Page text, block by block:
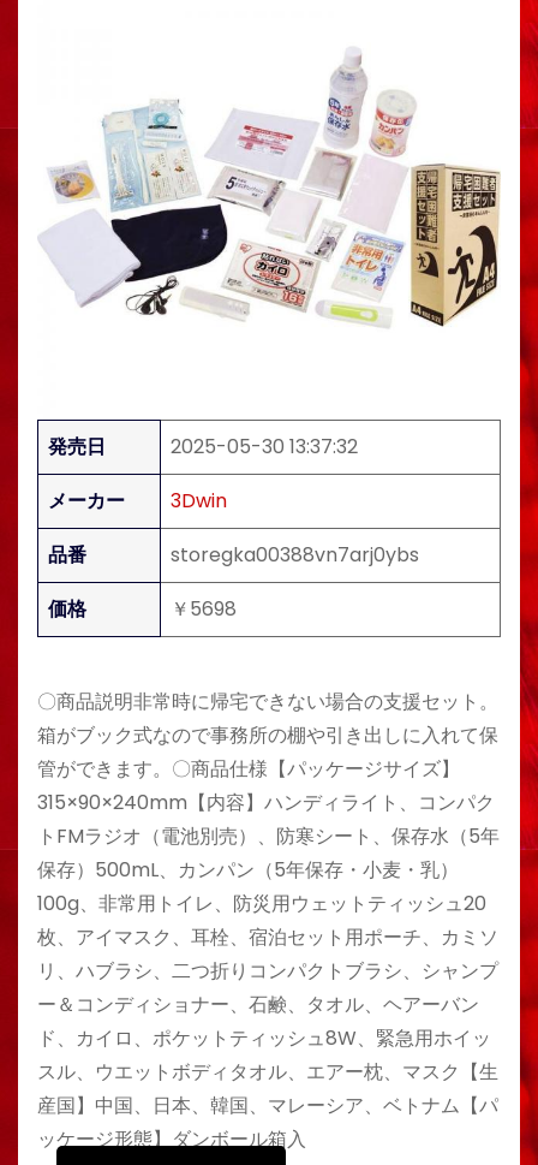
発売日
2025-05-30 13:37:32
メーカー
3Dwin
品番
storegka00388vn7arj0ybs
価格
￥5698
〇商品説明非常時に帰宅できない場合の支援セット。
箱がブック式なので事務所の棚や引き出しに入れて保
管ができます。〇商品仕様【パッケージサイズ】
315×90×240mm【内容】ハンディライト、コンパク
トFMラジオ（電池別売）、防寒シート、保存水（5年
保存）500mL、カンパン（5年保存・小麦・乳）
100g、非常用トイレ、防災用ウェットティッシュ20
枚、アイマスク、耳栓、宿泊セット用ポーチ、カミソ
リ、ハブラシ、二つ折りコンパクトブラシ、シャンプ
ー＆コンディショナー、石鹸、タオル、ヘアーバン
ド、カイロ、ポケットティッシュ8W、緊急用ホイッ
スル、ウエットボディタオル、エアー枕、マスク【生
産国】中国、日本、韓国、マレーシア、ベトナム【パ
ッケージ形態】ダンボール箱入